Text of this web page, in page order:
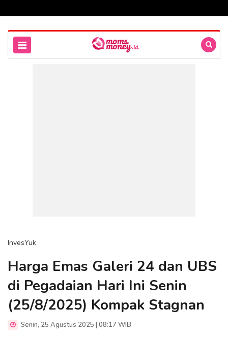
InvesYuk
Harga Emas Galeri 24 dan UBS
di Pegadaian Hari Ini Senin
(25/8/2025) Kompak Stagnan
Senin, 25 Agustus 2025 | 08:17 WIB